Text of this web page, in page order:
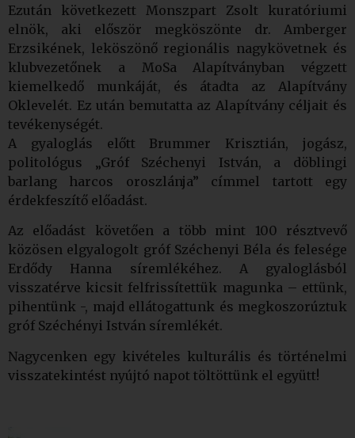
Ezután következett Monszpart Zsolt kuratóriumi
elnök, aki először megköszönte dr. Amberger
Erzsikének, leköszönő regionális nagykövetnek és
klubvezetőnek a MoSa Alapítványban végzett
kiemelkedő munkáját, és átadta az Alapítvány
Oklevelét. Ez után bemutatta az Alapítvány céljait és
tevékenységét.
A gyaloglás előtt Brummer Krisztián, jogász,
politológus „Gróf Széchenyi István, a döblingi
barlang harcos oroszlánja” címmel tartott egy
érdekfeszítő előadást.
Az előadást követően a több mint 100 résztvevő
közösen elgyalogolt gróf Széchenyi Béla és felesége
Erdődy Hanna síremlékéhez. A gyaloglásból
visszatérve kicsit felfrissítettük magunka – ettünk,
pihentünk -, majd ellátogattunk és megkoszorúztuk
gróf Széchényi István síremlékét.
Nagycenken egy kivételes kulturális és történelmi
visszatekintést nyújtó napot töltöttünk el együtt!